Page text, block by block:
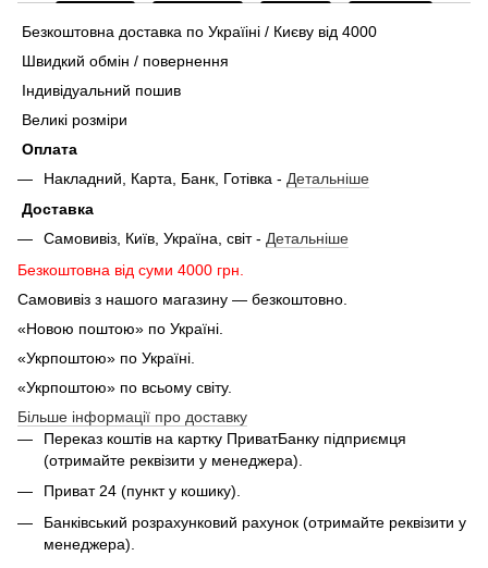
Безкоштовна доставка по Україіні / Києву від 4000
Швидкий обмін / повернення
Індивідуальний пошив
Великі розміри
Оплата
Накладний, Карта, Банк, Готівка - Детальніше
Доставка
Самовивіз, Київ, Україна, світ - Детальніше
Безкоштовна від суми 4000 грн.
Самовивіз з нашого магазину — безкоштовно.
«Новою поштою» по Україні.
«Укрпоштою» по Україні.
«Укрпоштою» по всьому світу.
Більше інформації про доставку
Переказ коштів на картку ПриватБанку підприємця
(отримайте реквізити у менеджера).
Приват 24 (пункт у кошику).
Банківський розрахунковий рахунок (отримайте реквізити у
менеджера).